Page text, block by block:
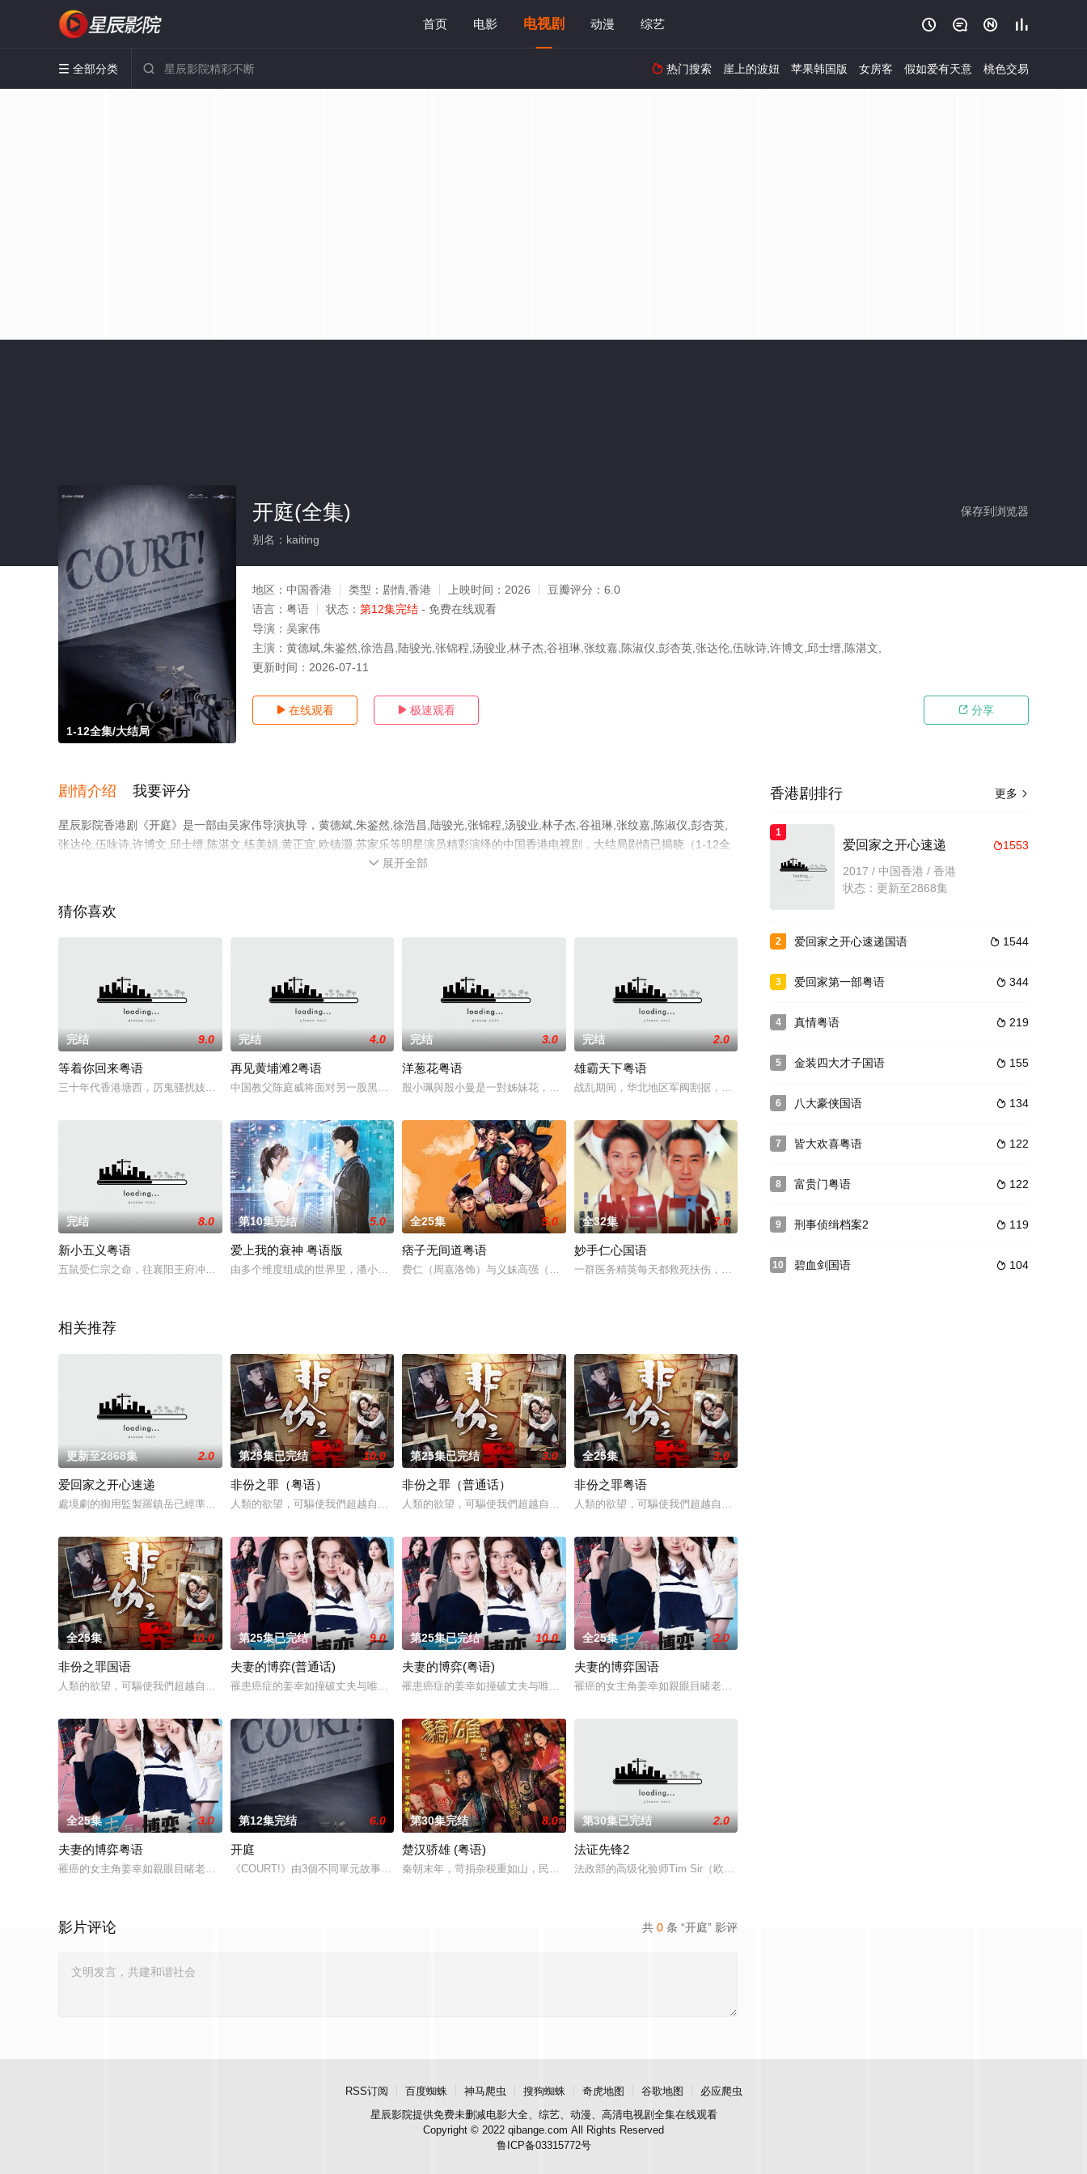
首页 电影 电视剧 动漫 综艺    
 全部分类   热门搜索 崖上的波妞 苹果韩国版 女房客 假如爱有天意 桃色交易
1-12全集/大结局
保存到浏览器
开庭(全集)
别名：kaiting
地区： 中国香港 类型： 剧情,香港 上映时间： 2026 豆瓣评分： 6.0
语言： 粤语 状态： 第12集完结 - 免费在线观看
导演： 吴家伟
主演： 黄德斌,朱鉴然,徐浩昌,陆骏光,张锦程,汤骏业,林子杰,谷祖琳,张纹嘉,陈淑仪,彭杏英,张达伦,伍咏诗,许博文,邱士缙,陈湛文,
更新时间： 2026-07-11
 在线观看  极速观看  分享
剧情介绍 我要评分
星辰影院香港剧《开庭》是一部由吴家伟导演执导，黄德斌,朱鉴然,徐浩昌,陆骏光,张锦程,汤骏业,林子杰,谷祖琳,张纹嘉,陈淑仪,彭杏英,
张达伦,伍咏诗,许博文,邱士缙,陈湛文,练美娟,黄正宜,欧镇灏,苏家乐等明星演员精彩演绎的中国香港电视剧，大结局剧情已揭晓（1-12全
集），手机免费观看高清无删减完整版电视剧全集就上星辰电影网，热播电视剧提前免费观看，更多剧情信息可移步至豆瓣电视剧、电视
 展开全部
猜你喜欢
完结 9.0
等着你回来粤语
三十年代香港塘西，厉鬼骚扰妓院欢得楼，唐家少爷展鹏（林文龙饰）和丫鬟如珠（文颂娴饰）被厉鬼冷翠（陈炜饰）杀死，两人在灵界发生一系列遭遇。与此
完结 4.0
再见黄埔滩2粤语
中国教父陈庭威将面对另一股黑帮势力徐少强的挑战。王薇的出现，使两人的恩怨更趋白热化，掀起江湖上无休止的腥风血雨。本剧不惜斥巨资赴广州拍摄外景
完结 3.0
洋葱花粤语
殷小珮與殷小曼是一對姊妹花，小珮崇拜事業有成的彭禮文律師，小曼則鍾情彭律師的助養兒子，大學生李自強。彭律師雖名成利就，卻有一段隱
完结 2.0
雄霸天下粤语
战乱期间，华北地区军阀割据，官府暴敛横征，盗贼如毛，民不聊生。一对生死兄弟，在混乱的时势中挣扎，
完结 8.0
新小五义粤语
五鼠受仁宗之命，往襄阳王府冲霄楼盗取勾结外族之盟约开始。“五鼠”之一白玉堂心高气傲，独闯冲霄楼，但遭乱箭射死，并被襄阳王将其尸体悬于城头示威
第10集完结 5.0
爱上我的衰神 粤语版
由多个维度组成的世界里，潘小渝（陈嘉慧 饰）于第一维度「人间」死后，进入第二维度，后来加入人生管理局成为新手「命运管理员」。小渝要管理的对象
全25集 5.0
痞子无间道粤语
费仁（周嘉洛饰）与义妹高强（王灏儿饰）为工钱当上鲁仁县衙门捕快，新任捕长黄佘（曹永廉饰）派遣费仁深入三不管地带壹将宫城，寻觅失联
全32集 7.0
妙手仁心国语
一群医务精英每天都救死扶伤，在忙碌的日子里常常有许多事烦扰他们。急症室高级医生黎国柱（林保怡 饰
相关推荐
更新至2868集 2.0
爱回家之开心速递
處境劇的御用監製羅鎮岳已經準備開拍新一套處境劇，暫定叫《愛．回家之開心速遞》，「過往的處境劇都是以家庭為主，今次當然不例外啦。而故事除了家庭
第25集已完结 10.0
非份之罪（粤语）
人類的欲望，可驅使我們超越自我，然而，當欲望失控，過份貪圖金錢與權勢、追求不屬於自己的愛，非份之想被無限放大，一不經意，便陷入道德矛盾的深淵
第25集已完结 3.0
非份之罪（普通话）
人類的欲望，可驅使我們超越自我，然而，當欲望失控，過份貪圖金錢與權勢、追求不屬於自己的愛，非份之想被無限放大，一不經意，便陷入道
全25集 3.0
非份之罪粤语
人類的欲望，可驅使我們超越自我，然而，當欲望失控，過份貪圖金錢與權勢、追求不屬於自己的愛，非份之
全25集 10.0
非份之罪国语
人類的欲望，可驅使我們超越自我，然而，當欲望失控，過份貪圖金錢與權勢、追求不屬於自己的愛，非份之想被無限放大，一不經意，便陷入道德矛盾的深淵
第25集已完结 9.0
夫妻的博弈(普通话)
罹患癌症的姜幸如撞破丈夫与唯一闺蜜的奸情，更遭遇车祸被撞身亡，惊然醒来方知坎坷人生竟是一场预知梦。姜幸如借此机会取得先机，决心觉醒、改写命运
第25集已完结 10.0
夫妻的博弈(粤语)
罹患癌症的姜幸如撞破丈夫与唯一闺蜜的奸情，更遭遇车祸被撞身亡，惊然醒来方知坎坷人生竟是一场预知梦。姜幸如借此机会取得先机，决心觉
全25集 2.0
夫妻的博弈国语
罹癌的女主角姜幸如親眼目睹老公和她唯一的閨蜜的姦情，慘遭兩人狠下毒手。坎坷的她竟然「死而復生」
全25集 3.0
夫妻的博弈粤语
罹癌的女主角姜幸如親眼目睹老公和她唯一的閨蜜的姦情，慘遭兩人狠下毒手。坎坷的她竟然「死而復生」，奇迹地回到五年前⋯獲得「重生」的幸如決定為自
第12集完结 6.0
开庭
《COURT!》由3個不同單元故事組成，描繪基於不同觀點角度、難以致信的巧合或為了維護更公平的法律原則，都影響著所有案件在法庭上的細節，令最
第30集完结 8.0
楚汉骄雄 (粤语)
秦朝末年，苛捐杂税重如山，民不聊生。富家千金吕雉（张可颐 饰）虽为女儿身，却胸怀大志，女扮男装外出寻找有志之士。她发现了时任泗水亭
第30集已完结 2.0
法证先锋2
法政部的高级化验师Tim Sir（欧阳震华 饰）学识广博，有赖于他高超的物证检验手法，屡破奇案。手下兼好
共 0 条 “开庭” 影评
影片评论
更多 
香港剧排行
1
1553
爱回家之开心速递
2017 / 中国香港 / 香港
状态：更新至2868集
2  1544
爱回家之开心速递国语
3  344
爱回家第一部粤语
4  219
真情粤语
5  155
金装四大才子国语
6  134
八大豪侠国语
7  122
皆大欢喜粤语
8  122
富贵门粤语
9  119
刑事侦缉档案2
10  104
碧血剑国语
RSS订阅 百度蜘蛛 神马爬虫 搜狗蜘蛛 奇虎地图 谷歌地图
必应爬虫
星辰影院提供免费未删减电影大全、综艺、动漫、高清电视剧全集在线观看
Copyright © 2022 qibange.com All Rights Reserved
鲁ICP备03315772号